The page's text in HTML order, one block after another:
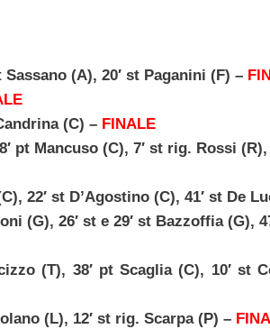
Sassano (A), 20′ st Paganini (F) –
(C) – FINALE
pt Mancuso (C), 7′ st rig. Rossi
22′ st D’Agostino (C), 41′ st De
(G), 26′ st e 29′ st Bazzoffia (G),
(T), 38′ pt Scaglia (C), 10′ st
(L), 12′ st rig. Scarpa (P) –